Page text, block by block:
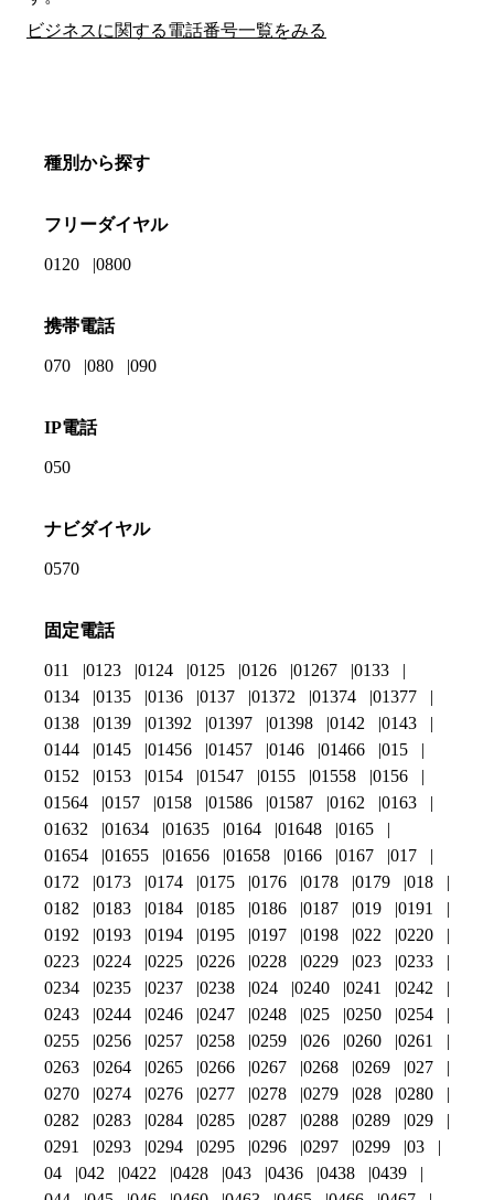
ビジネスに関する電話番号一覧をみる
種別から探す
フリーダイヤル
0120 0800
携帯電話
070 080 090
IP電話
050
ナビダイヤル
0570
固定電話
011 0123 0124 0125 0126 01267
0133
0134
0135 0136 0137 01372 01374
01377
0138
0139 01392 01397 01398 0142
0143
0144
0145 01456 01457 0146 01466
015
0152
0153 0154 01547 0155 01558
0156
01564
0157 0158 01586 01587 0162
0163
01632
01634 01635 0164 01648
0165
01654
01655 01656 01658 0166 0167
017
0172
0173 0174 0175 0176 0178 0179
018
0182
0183 0184 0185 0186 0187 019
0191
0192
0193 0194 0195 0197 0198 022
0220
0223
0224 0225 0226 0228 0229 023
0233
0234
0235 0237 0238 024 0240 0241
0242
0243
0244 0246 0247 0248 025 0250
0254
0255
0256 0257 0258 0259 026 0260
0261
0263
0264 0265 0266 0267 0268 0269
027
0270
0274 0276 0277 0278 0279 028
0280
0282
0283 0284 0285 0287 0288 0289
029
0291
0293 0294 0295 0296 0297 0299
03
04
042 0422 0428 043 0436 0438
0439